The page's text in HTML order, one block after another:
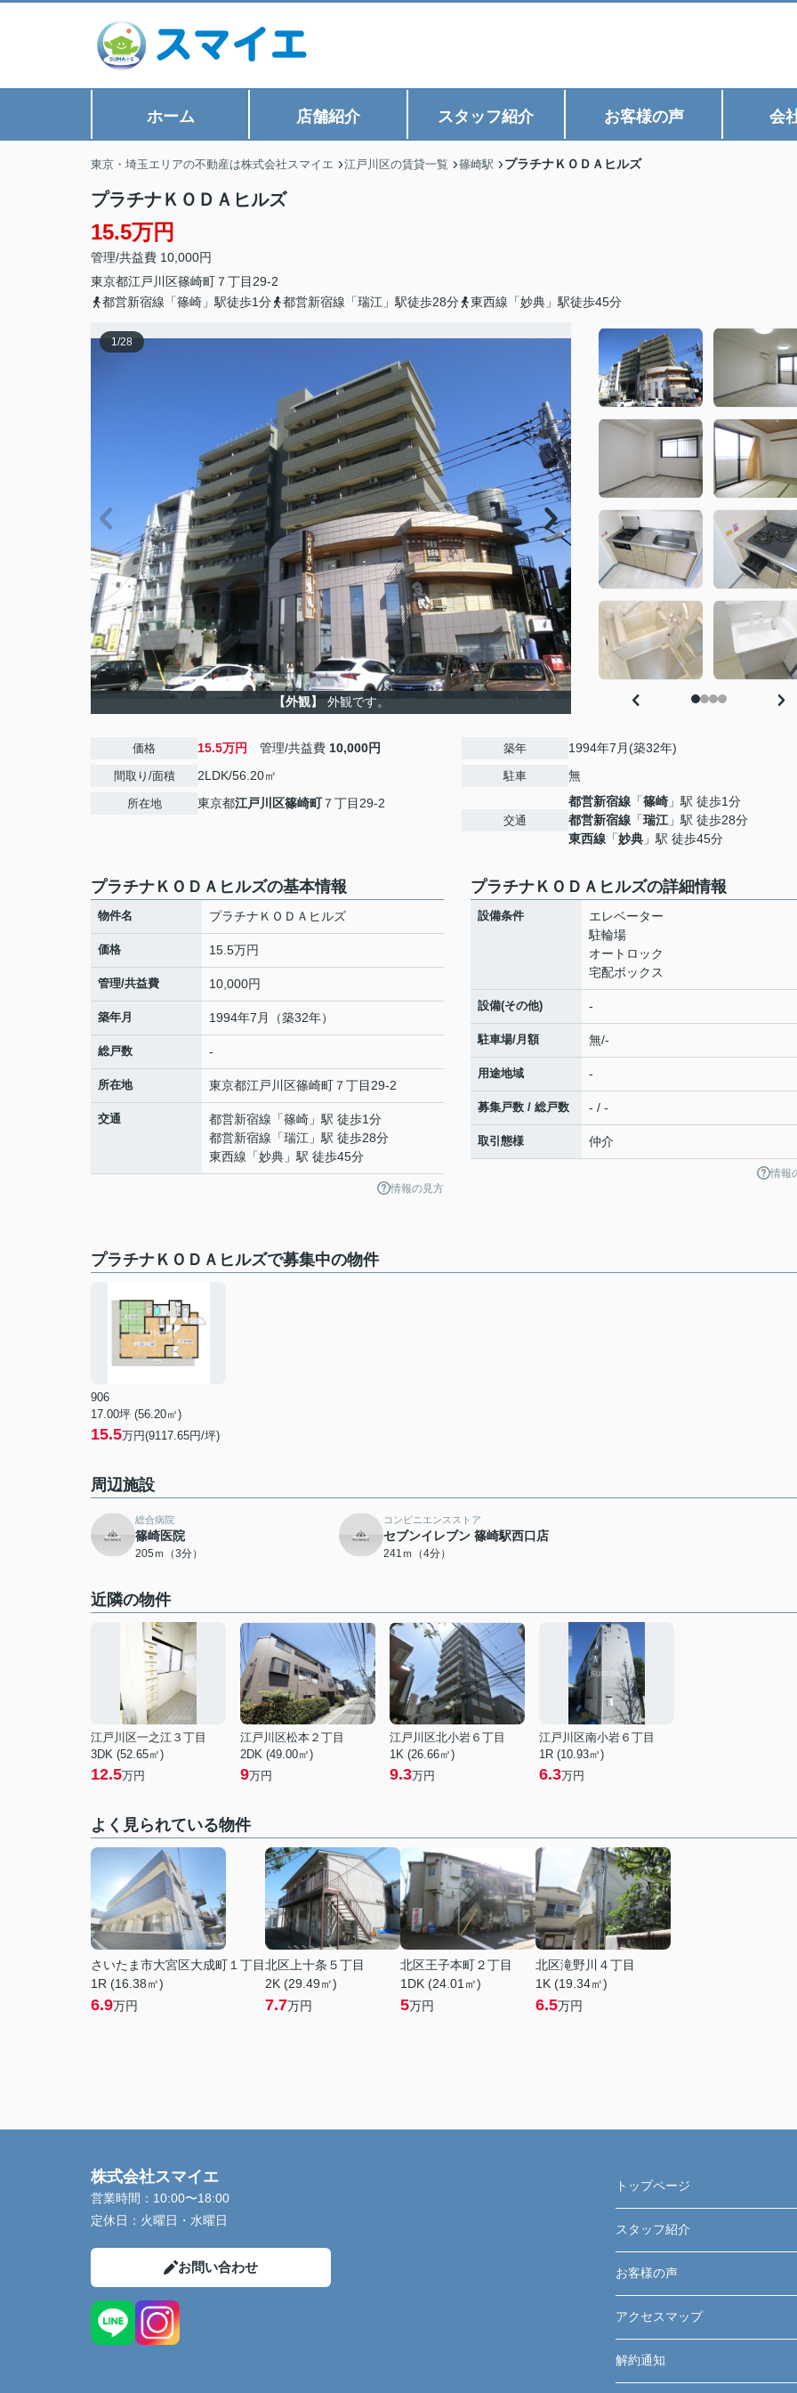
ホーム 店舗紹介 スタッフ紹介 お客様の声 会
東京・埼玉エリアの不動産は株式会社スマイエ 江戸川区の賃貸一覧 篠崎駅 プラチナＫＯＤＡヒルズ
プラチナＫＯＤＡヒルズ
15.5万円
管理/共益費 10,000円
東京都江戸川区篠崎町 ７丁目29-2
都営新宿線「篠崎」駅徒歩1分
都営新宿線「瑞江」駅徒歩28分 東西線「妙典」駅徒歩45分
1/28
【外観】 外観です。
価格 15.5万円 管理/共益費 10,000円
間取り/面積 2LDK/56.20㎡
所在地 東京都江戸川区篠崎町７丁目29-2
築年 1994年7月(築32年)
駐車 無
交通
都営新宿線 「篠崎 」駅 徒歩1分
都営新宿線 「瑞江 」駅 徒歩28分
東西線 「妙典 」駅 徒歩45分
プラチナＫＯＤＡヒルズの基本情報
物件名 プラチナＫＯＤＡヒルズ
価格 15.5万円
管理/共益費 10,000円
築年月 1994年7月（築32年）
総戸数 -
所在地 東京都江戸川区篠崎町 ７丁目29-2
交通 都営新宿線 「篠崎 」駅 徒歩1分
都営新宿線 「瑞江 」駅 徒歩28分
東西線 「妙典 」駅 徒歩45分
情報の見方
プラチナＫＯＤＡヒルズの詳細情報
設備条件
エレベーター
駐輪場
オートロック
宅配ボックス
設備(その他) -
駐車場/月額 無/-
用途地域 -
募集戸数 / 総戸数 - / -
取引態様 仲介
情報
プラチナＫＯＤＡヒルズで募集中の物件
906
17.00坪 (56.20㎡)
15.5万円(9117.65円/坪)
周辺施設
総合病院
篠崎医院
205ｍ（3分）
コンビニエンスストア
セブンイレブン 篠崎駅西口店
241ｍ（4分）
近隣の物件
江戸川区一之江３丁目
3DK (52.65㎡)
12.5万円
江戸川区松本２丁目
2DK (49.00㎡)
9万円
江戸川区北小岩６丁目
1K (26.66㎡)
9.3万円
江戸川区南小岩６丁目
1R (10.93㎡)
6.3万円
よく見られている物件
さいたま市大宮区大成町１丁目
1R (16.38㎡)
6.9万円
北区上十条５丁目
2K (29.49㎡)
7.7万円
北区王子本町２丁目
1DK (24.01㎡)
5万円
北区滝野川４丁目
1K (19.34㎡)
6.5万円
株式会社スマイエ
営業時間： 10:00〜18:00
定休日： 火曜日・水曜日
お問い合わせ
トップページ
スタッフ紹介
お客様の声
アクセスマップ
解約通知